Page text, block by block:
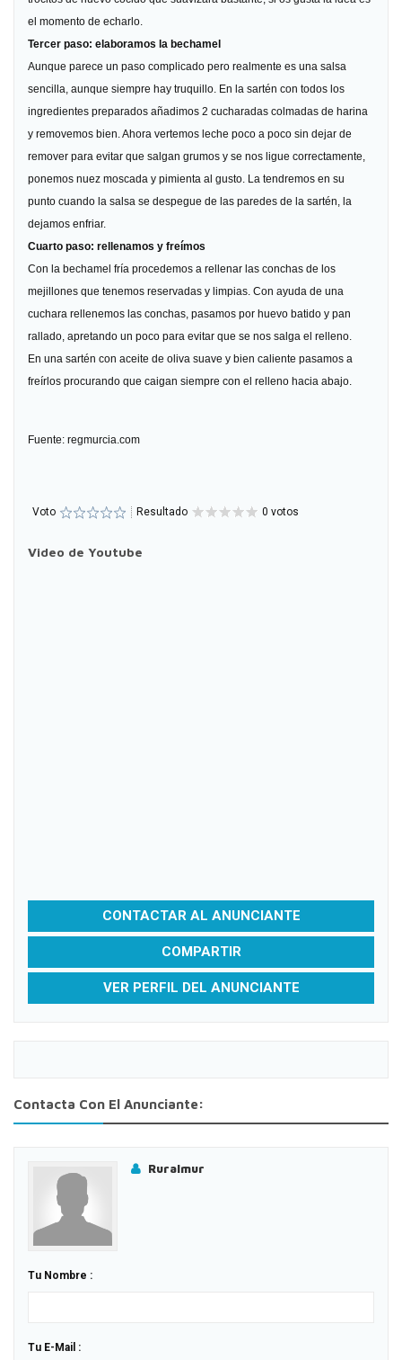
el momento de echarlo.
Tercer paso: elaboramos la bechamel
Aunque parece un paso complicado pero realmente es una salsa
sencilla, aunque siempre hay truquillo. En la sartén con todos los
ingredientes preparados añadimos 2 cucharadas colmadas de harina
y removemos bien. Ahora vertemos leche poco a poco sin dejar de
remover para evitar que salgan grumos y se nos ligue correctamente,
ponemos nuez moscada y pimienta al gusto. La tendremos en su
punto cuando la salsa se despegue de las paredes de la sartén, la
dejamos enfriar.
Cuarto paso: rellenamos y freímos
Con la bechamel fría procedemos a rellenar las conchas de los
mejillones que tenemos reservadas y limpias. Con ayuda de una
cuchara rellenemos las conchas, pasamos por huevo batido y pan
rallado, apretando un poco para evitar que se nos salga el relleno.
En una sartén con aceite de oliva suave y bien caliente pasamos a
freírlos procurando que caigan siempre con el relleno hacia abajo.
Fuente: regmurcia.com
Voto Resultado 0 votos
Video de Youtube
CONTACTAR AL ANUNCIANTE
COMPARTIR
VER PERFIL DEL ANUNCIANTE
Contacta Con El Anunciante:
Ruralmur
Tu Nombre :
Tu E-Mail :